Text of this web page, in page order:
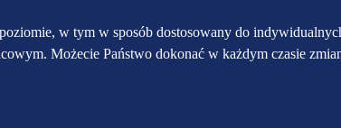
w tym w sposób dostosowany do
Możecie Państwo dokonać w każdym czasie
głównego
treści
mapy